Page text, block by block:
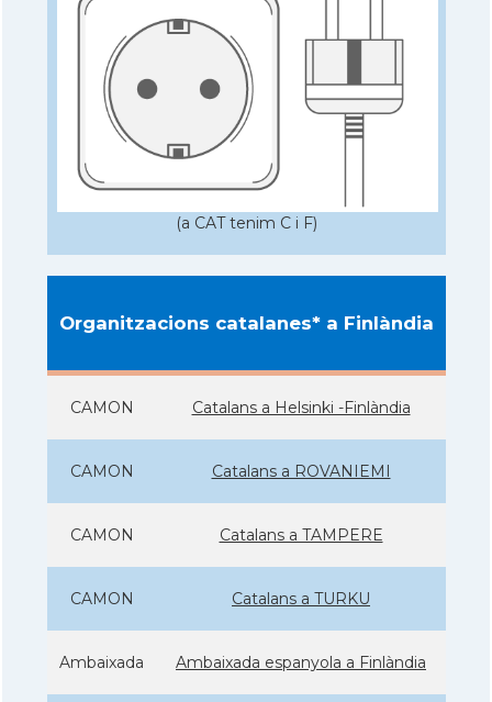
(a CAT tenim C i F)
Organitzacions catalanes* a Finlàndia
CAMON Catalans a Helsinki -Finlàndia
CAMON Catalans a ROVANIEMI
CAMON Catalans a TAMPERE
CAMON Catalans a TURKU
Ambaixada Ambaixada espanyola a Finlàndia